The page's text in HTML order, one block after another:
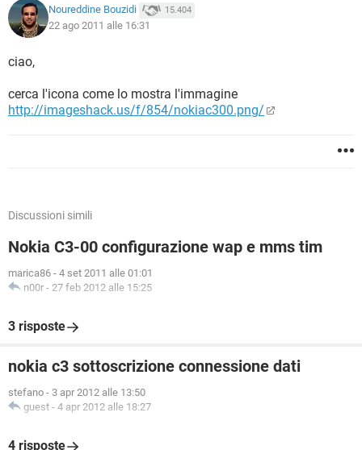
Noureddine Bouzidi 15.404
22 ago 2011 alle 16:31
ciao,
cerca l'icona come lo mostra l'immagine
http://imageshack.us/f/854/nokiac300.png/
Discussioni simili
Nokia C3-00 configurazione wap e mms tim
marica86 - 4 set 2011 alle 01:01
n00r - 27 feb 2012 alle 15:25
3 risposte
nokia c3 sottoscrizione connessione dati
stefano - 3 apr 2012 alle 13:50
guest - 4 apr 2012 alle 18:27
4 risposte